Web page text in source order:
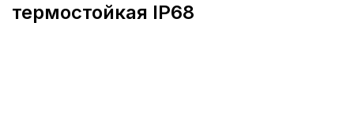
термостойкая IP68